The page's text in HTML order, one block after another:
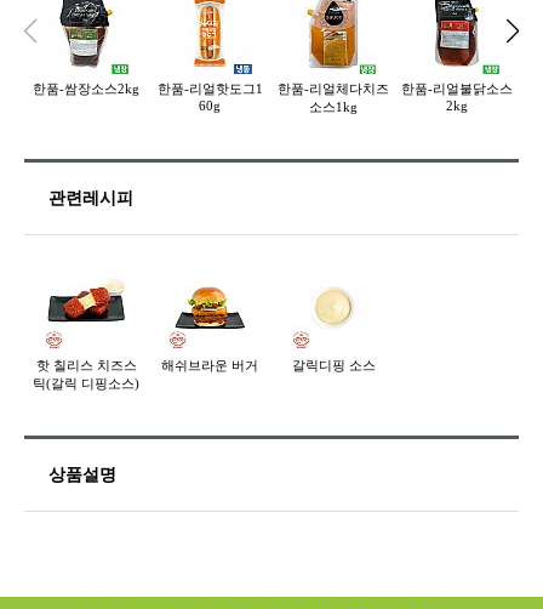
한품-쌈장소스2kg
한품-리얼핫도그1
60g
한품-리얼체다치즈
소스1kg
한품-리얼불닭소스
2kg
관련레시피
핫 칠리스 치즈스
틱(갈릭 디핑소스)
해쉬브라운 버거 갈릭디핑 소스
상품설명